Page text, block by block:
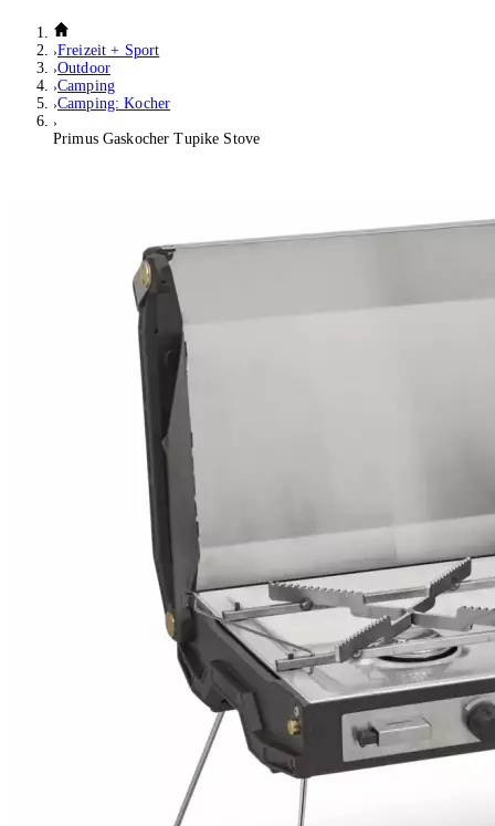
Freizeit + Sport
Outdoor
Camping
Camping: Kocher
Primus Gaskocher Tupike Stove